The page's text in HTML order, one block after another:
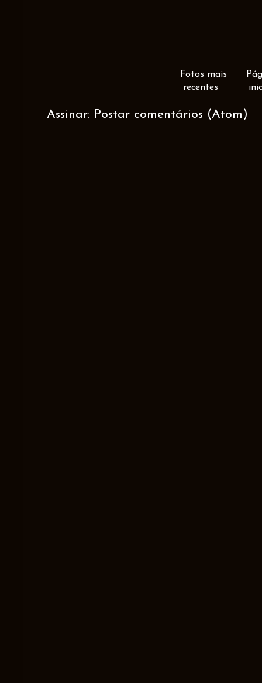
Fotos mais
recentes
Assinar: Postar comentários (Atom)